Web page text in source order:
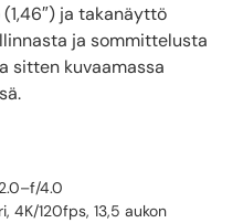
ja takanäyttö
ja sommittelusta
sitten kuvaamassa
4.0
4K/120fps, 13,5 aukon